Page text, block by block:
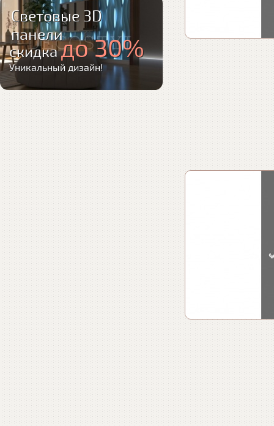
Световые 3D
панели
скидкадо 30%
Уникальный дизайн!